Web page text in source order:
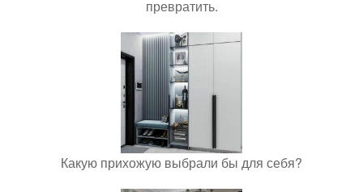
превратить.
Какую прихожую выбрали бы для себя?